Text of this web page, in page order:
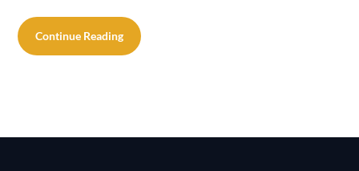
Continue Reading